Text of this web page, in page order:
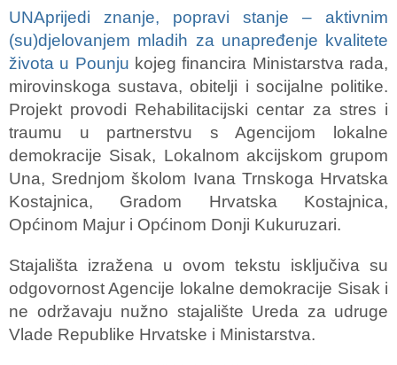
UNAprijedi znanje, popravi stanje – aktivnim
(su)djelovanjem mladih za unapređenje kvalitete
života u Pounju kojeg financira Ministarstva rada,
mirovinskoga sustava, obitelji i socijalne politike.
Projekt provodi Rehabilitacijski centar za stres i
traumu u partnerstvu s Agencijom lokalne
demokracije Sisak, Lokalnom akcijskom grupom
Una, Srednjom školom Ivana Trnskoga Hrvatska
Kostajnica, Gradom Hrvatska Kostajnica,
Općinom Majur i Općinom Donji Kukuruzari.
Stajališta izražena u ovom tekstu isključiva su
odgovornost Agencije lokalne demokracije Sisak i
ne održavaju nužno stajalište Ureda za udruge
Vlade Republike Hrvatske i Ministarstva.